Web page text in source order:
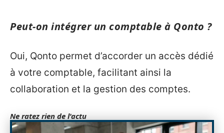
Peut-on intégrer un comptable à Qonto ?
Oui, Qonto permet d’accorder un accès dédié
à votre comptable, facilitant ainsi la
collaboration et la gestion des comptes.
Ne ratez rien de l'actu